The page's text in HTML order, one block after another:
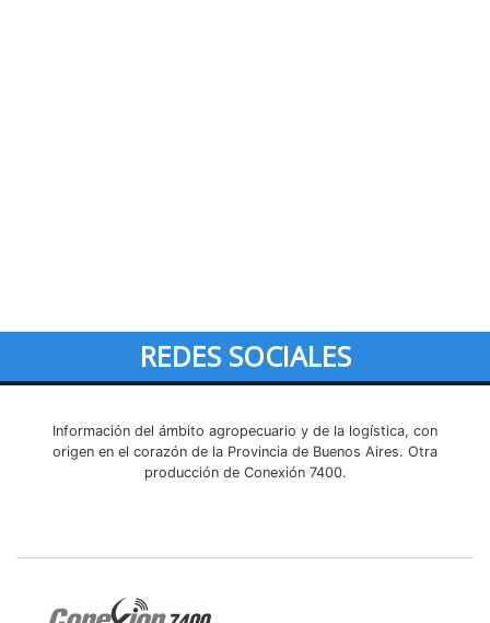
REDES SOCIALES
Información del ámbito agropecuario y de la logística, con
origen en el corazón de la Provincia de Buenos Aires. Otra
producción de Conexión 7400.